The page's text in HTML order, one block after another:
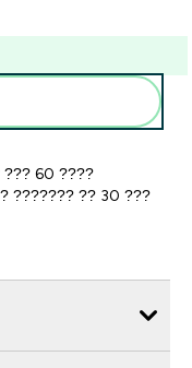
??? 60 ????
??????? ?? 30 ???